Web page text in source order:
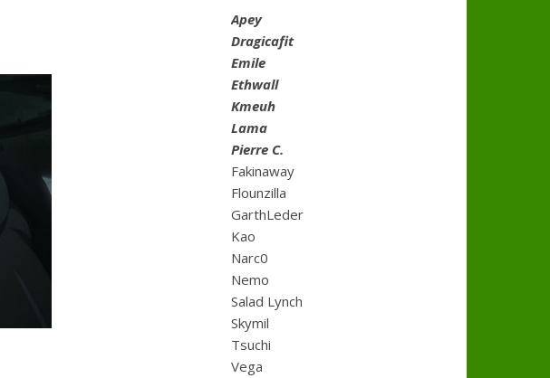
Apey
Dragicafit
Emile
Ethwall
Kmeuh
Lama
Pierre C.
Fakinaway
Flounzilla
GarthLeder
Kao
Narc0
Nemo
Salad Lynch
Skymil
Tsuchi
Vega